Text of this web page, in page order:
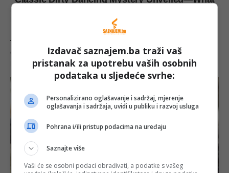
Izdavač saznajem.ba traži vaš
pristanak za upotrebu vaših osobnih
podataka u sljedeće svrhe:
Personalizirano oglašavanje i sadržaj, mjerenje
oglašavanja i sadržaja, uvidi u publiku i razvoj usluga
Pohrana i/ili pristup podacima na uređaju
Saznajte više
Vaši će se osobni podaci obrađivati, a podatke s vašeg